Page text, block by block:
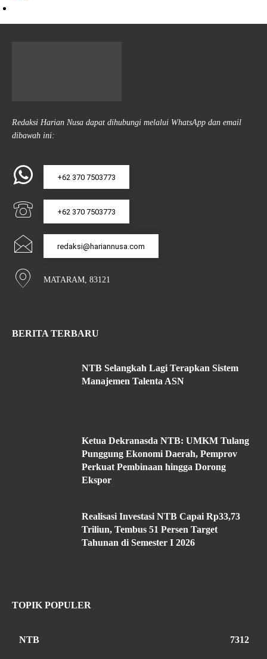
Redaksi Harian Nusa dapat dihubungi melalui WhatsApp dan email
dibawah ini:
+62 370 7503773
+62 370 7503773
redaksi@hariannusa.com
MATARAM, 83121
BERITA TERBARU
NTB Selangkah Lagi Terapkan Sistem
Manajemen Talenta ASN
Ketua Dekranasda NTB: UMKM Tulang
Punggung Ekonomi Daerah, Pemprov
Perkuat Pembinaan hingga Dorong
Ekspor
Realisasi Investasi NTB Capai Rp33,73
Triliun, Tembus 51 Persen Target
Tahunan di Semester I 2026
TOPIK POPULER
NTB 7312